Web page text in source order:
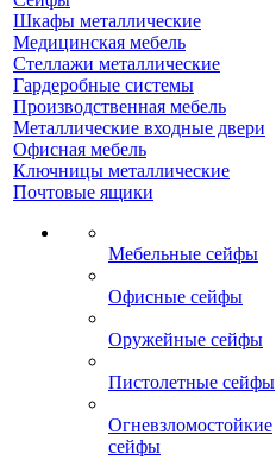
Шкафы металлические
Медицинская мебель
Стеллажи металлические
Гардеробные системы
Производственная мебель
Металлические входные двери
Офисная мебель
Ключницы металлические
Почтовые ящики
Мебельные сейфы
Офисные сейфы
Оружейные сейфы
Пистолетные сейфы
Огневзломостойкие
сейфы